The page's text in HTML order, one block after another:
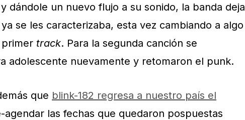
dándole un nuevo flujo a su sonido, la banda deja
se les caracterizaba, esta vez cambiando a algo
track. Para la segunda canción se
adolescente nuevamente y retomaron el punk.
que blink-182 regresa a nuestro país el
agendar las fechas que quedaron pospuestas